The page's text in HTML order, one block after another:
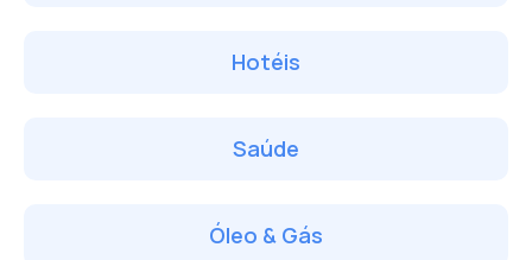
Hotéis
Saúde
Óleo & Gás